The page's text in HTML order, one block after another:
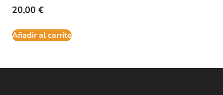
20,00 €
Añadir al carrito